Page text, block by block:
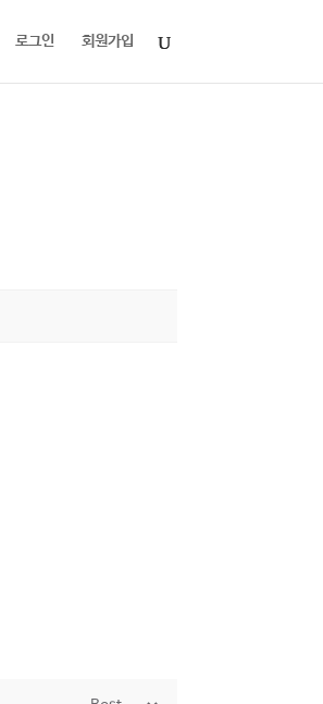
로그인 회원가입